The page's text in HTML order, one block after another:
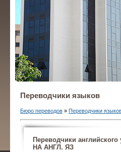
Переводчики языков
Бюро переводов » Переводчики
Переводчики
НА АНГЛ. ЯЗ